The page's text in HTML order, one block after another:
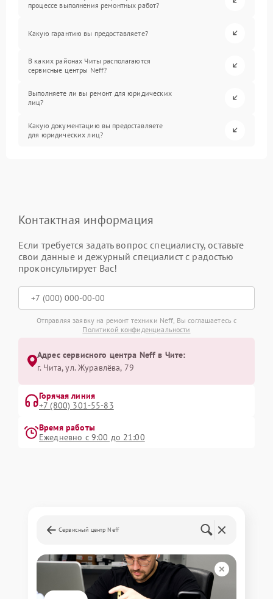
процессе выполнения ремонтных работ?
Какую гарантию вы предоставляете?
В каких районах Читы располагаются
сервисные центры Neff?
Выполняете ли вы ремонт для юридических
лиц?
Какую документацию вы предоставляете
для юридических лиц?
Контактная информация
Если требуется задать вопрос специалисту, оставьте
свои данные и дежурный специалист с радостью
проконсультирует Вас!
Отправляя заявку на ремонт техники Neff, Вы соглашаетесь с
Политикой конфиденциальности
Адрес сервисного центра Neff в Чите:
г. Чита, ул. Журавлёва, 79
Горячая линия
+7 (800) 301-55-83
Время работы
Ежедневно с 9:00 до 21:00
Сервисный центр Neff